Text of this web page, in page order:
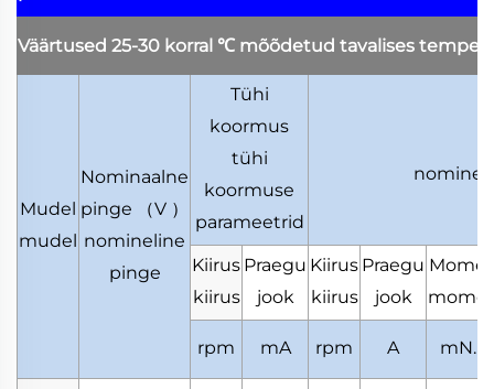
Väärtused 25-30 korral ℃ mõõdetud tavalises
Mudel
mudel
Nominaalne
pinge
（V ）
nomineline
pinge
Tühi
koormus
tühi
koormuse
parameetrid
Kiirus
kiirus
Praegu
jook
Kiirus
kiirus
Praegu
jook
rpm mA rpm A mN.m